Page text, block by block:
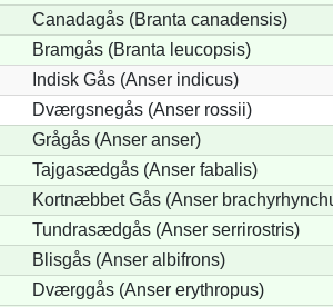
Canadagås (Branta canadensis)
Bramgås (Branta leucopsis)
Indisk Gås (Anser indicus)
Dværgsnegås (Anser rossii)
Grågås (Anser anser)
Tajgasædgås (Anser fabalis)
Kortnæbbet Gås (Anser
Tundrasædgås (Anser serrirostris)
Blisgås (Anser albifrons)
Dværggås (Anser erythropus)